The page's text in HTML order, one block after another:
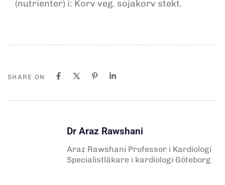
(nutrienter) i: Korv veg. sojakorv stekt.
SHARE ON
Dr Araz Rawshani
Araz Rawshani Professor i Kardiologi
Specialistläkare i kardiologi Göteborg